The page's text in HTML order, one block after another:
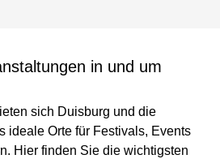
in und um
sich Duisburg und die
ideale Orte für Festivals, Events
Hier finden Sie die wichtigsten